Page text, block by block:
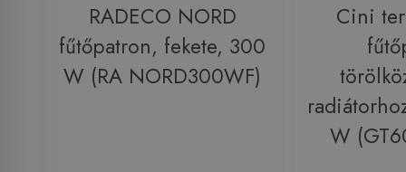
RADECO NORD
fűtőpatron, fekete, 300
W (RA NORD300WF)
Cini
W